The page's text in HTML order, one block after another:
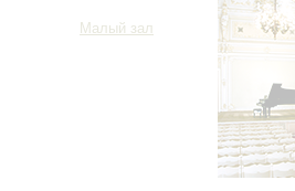
Малый зал